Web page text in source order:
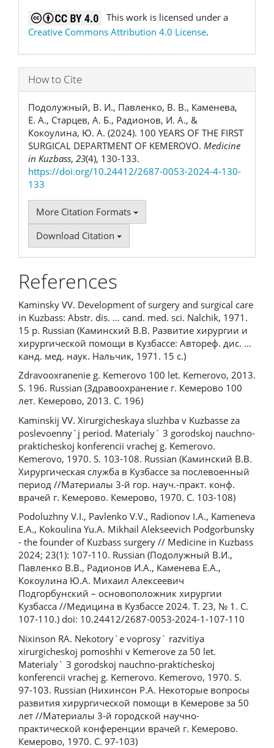
This work is licensed under a
Creative Commons Attribution 4.0 License.
How to Cite
Подолужный, В. И., Павленко, В. В., Каменева,
Е. А., Старцев, А. Б., Радионов, И. А., &
Кокоулина, Ю. А. (2024). 100 YEARS OF THE FIRST
SURGICAL DEPARTMENT OF KEMEROVO. Medicine
in Kuzbass, 23(4), 130-133.
https://doi.org/10.24412/2687-0053-2024-4-130-
133
More Citation Formats
Download Citation
References
Kaminsky VV. Development of surgery and surgical care
in Kuzbass: Abstr. dis. … cand. med. sci. Nalchik, 1971.
15 p. Russian (Каминский В.В. Развитие хирургии и
хирургической помощи в Кузбассе: Автореф. дис. …
канд. мед. наук. Нальчик, 1971. 15 с.)
Zdravooxranenie g. Kemerovo 100 let. Kemerovo, 2013.
S. 196. Russian (Здравоохранение г. Кемерово 100
лет. Кемерово, 2013. С. 196)
Kaminskij VV. Xirurgicheskaya sluzhba v Kuzbasse za
poslevoenny`j period. Materialy` 3 gorodskoj nauchno-
prakticheskoj konferencii vrachej g. Kemerovo.
Kemerovo, 1970. S. 103-108. Russian (Каминский В.В.
Хирургическая служба в Кузбассе за послевоенный
период //Материалы 3-й гор. науч.-практ. конф.
врачей г. Кемерово. Кемерово, 1970. С. 103-108)
Podoluzhny V.I., Pavlenko V.V., Radionov I.A., Kameneva
E.A., Kokoulina Yu.A. Mikhail Alekseevich Podgorbunsky
- the founder of Kuzbass surgery // Medicine in Kuzbass
2024; 23(1): 107-110. Russian (Подолужный В.И.,
Павленко В.В., Радионов И.А., Каменева Е.А.,
Кокоулина Ю.А. Михаил Алексеевич
Подгорбунский – основоположник хирургии
Кузбасса //Медицина в Кузбассе 2024. Т. 23, № 1. С.
107-110.) doi: 10.24412/2687-0053-2024-1-107-110
Nixinson RA. Nekotory`e voprosy` razvitiya
xirurgicheskoj pomoshhi v Kemerove za 50 let.
Materialy` 3 gorodskoj nauchno-prakticheskoj
konferencii vrachej g. Kemerovo. Kemerovo, 1970. S.
97-103. Russian (Нихинсон Р.А. Некоторые вопросы
развития хирургической помощи в Кемерове за 50
лет //Материалы 3-й городской научно-
практической конференции врачей г. Кемерово.
Кемерово, 1970. С. 97-103)